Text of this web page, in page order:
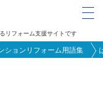
リフォーム支援サイトです
ションリフォーム用語集